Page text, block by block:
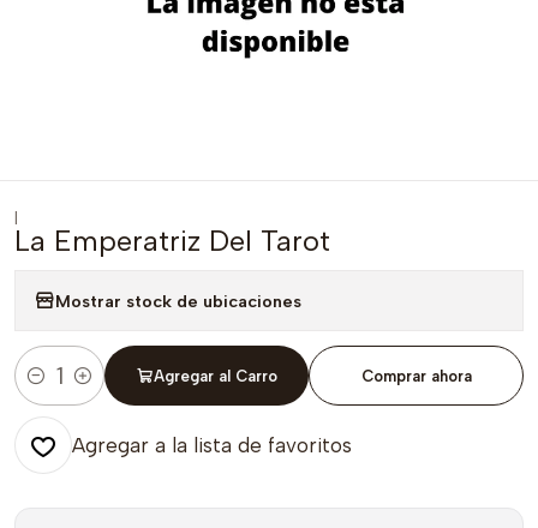
|
La Emperatriz Del Tarot
Mostrar stock de ubicaciones
Cantidad
Agregar al Carro Comprar ahora
Agregar a la lista de favoritos